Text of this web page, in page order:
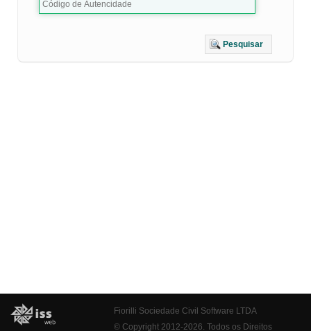
Pesquisar
Fiorilli Sociedade Civil Software LTDA
© Copyright 2012-2026. Todos os Direitos